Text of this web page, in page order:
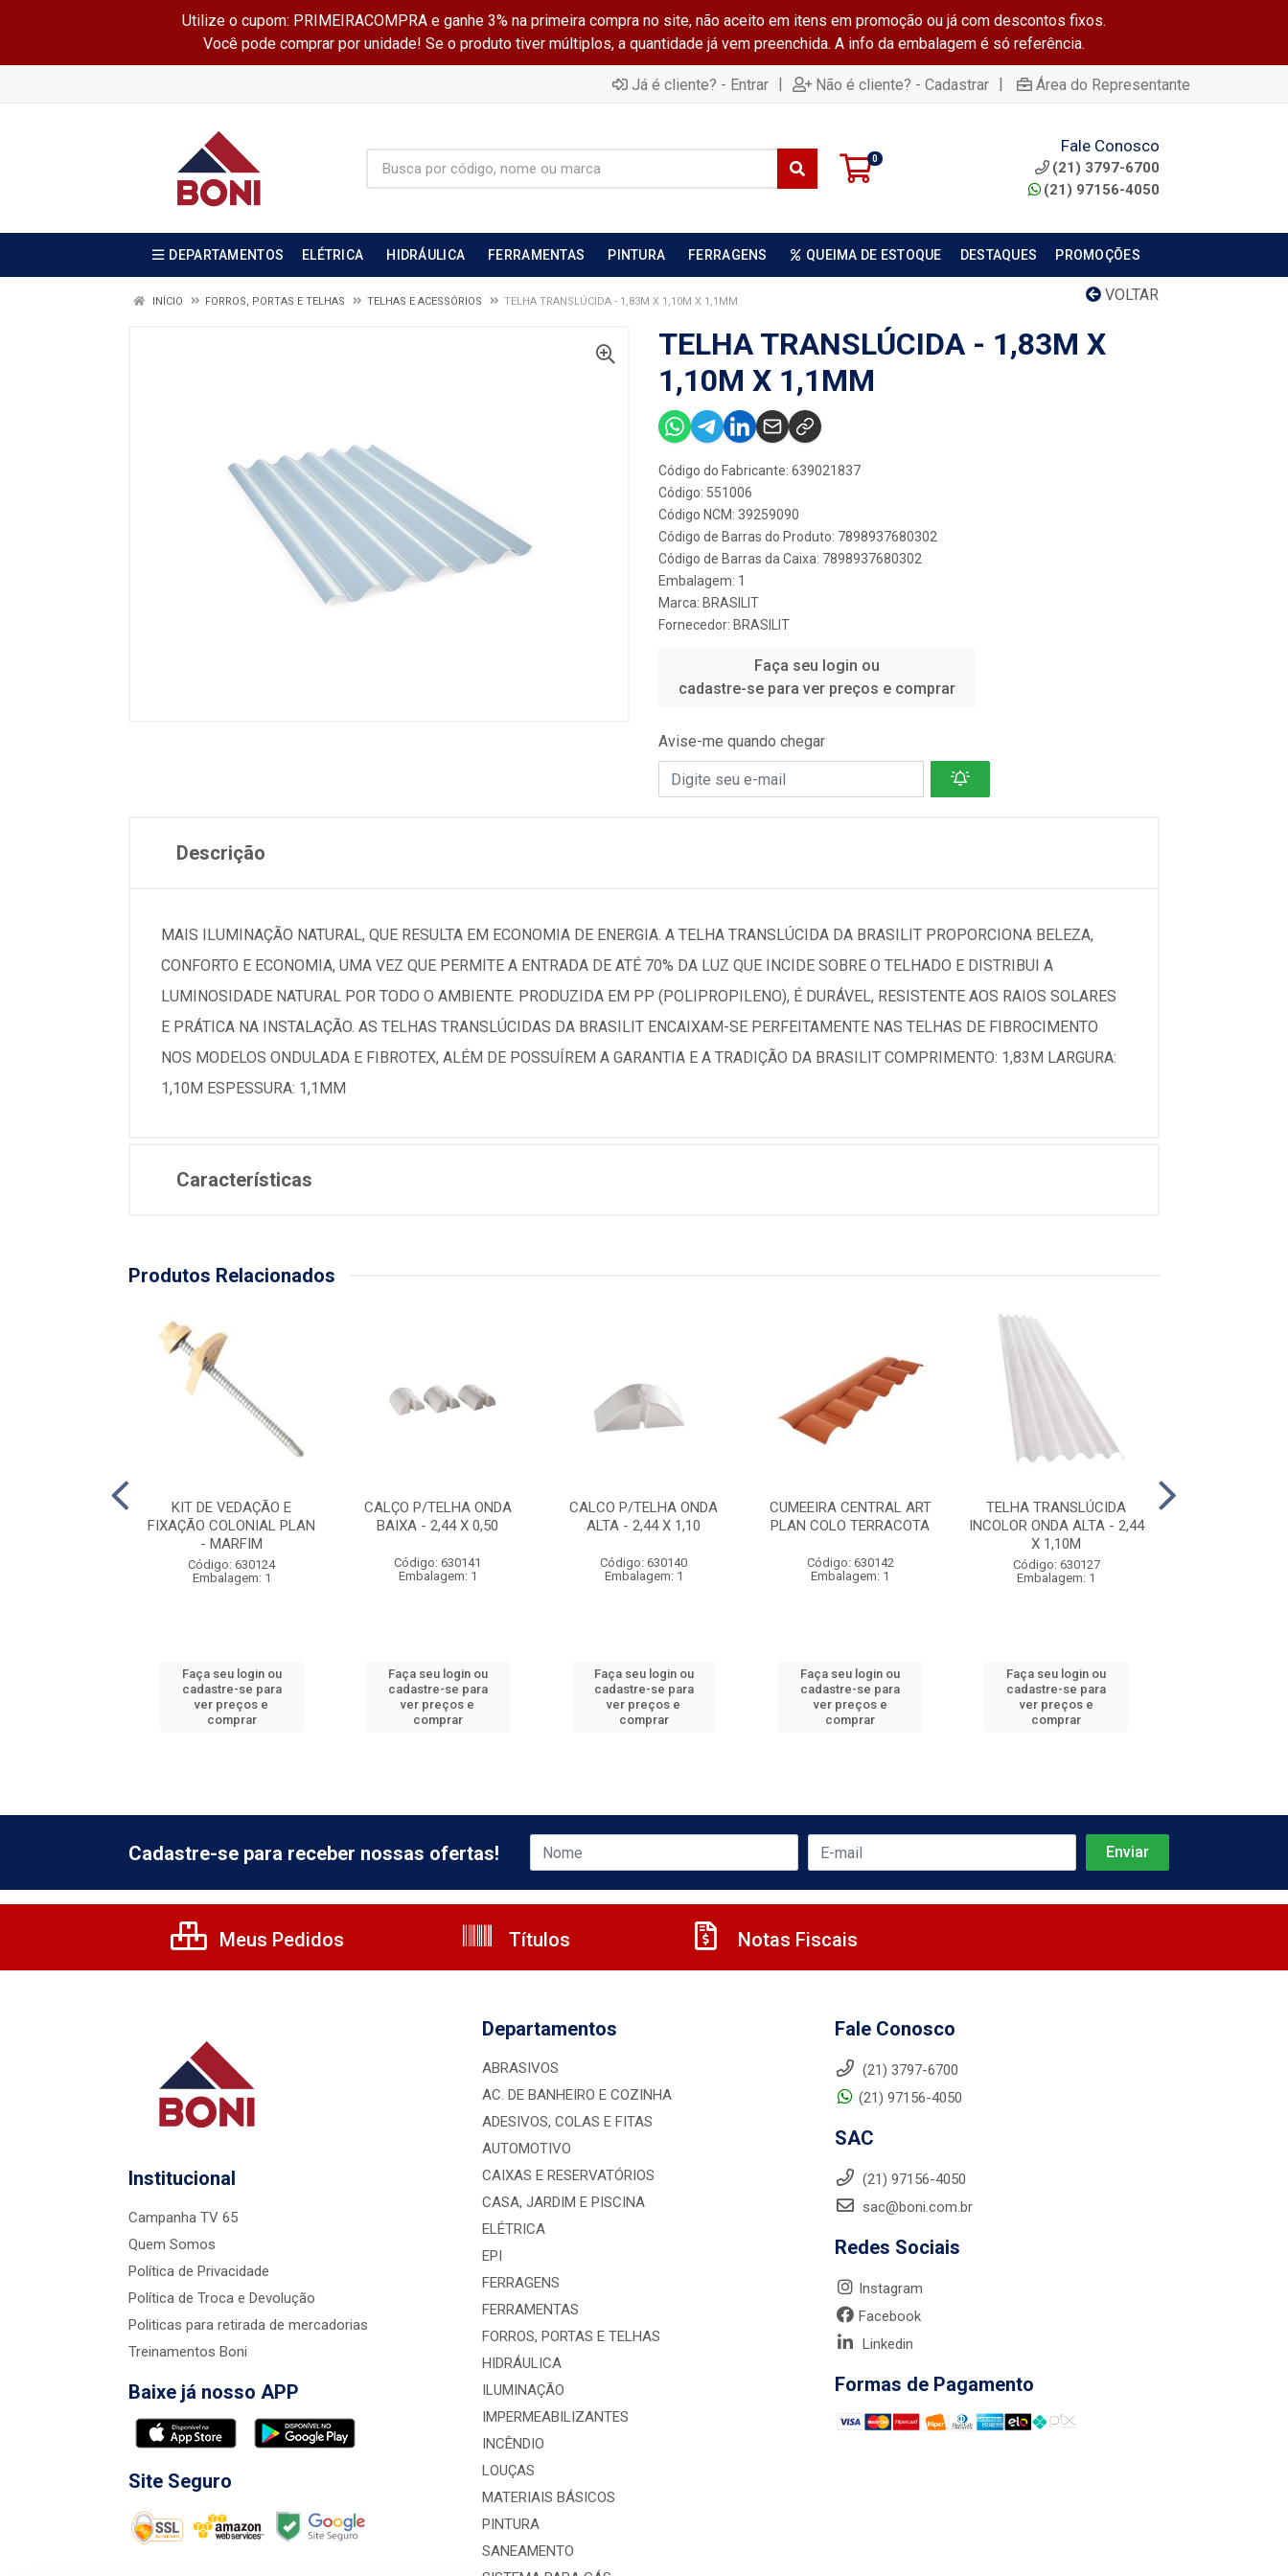
Utilize o cupom: PRIMEIRACOMPRA e ganhe 3% na primeira compra no site, não aceito em itens em promoção ou já com descontos fixos.
Você pode comprar por unidade! Se o produto tiver múltiplos, a quantidade já vem preenchida. A info da embalagem é só referência.
Já é cliente? - Entrar | Não é cliente? - Cadastrar | Área do Representante
0
Fale Conosco
(21) 3797-6700
(21) 97156-4050
DEPARTAMENTOS ELÉTRICA HIDRÁULICA FERRAMENTAS PINTURA FERRAGENS QUEIMA DE ESTOQUE DESTAQUES PROMOÇÕES
VOLTAR
INÍCIO FORROS, PORTAS E TELHAS TELHAS E ACESSÓRIOS TELHA TRANSLÚCIDA - 1,83M X 1,10M X 1,1MM
TELHA TRANSLÚCIDA - 1,83M X
1,10M X 1,1MM
Código do Fabricante: 639021837
Código: 551006
Código NCM: 39259090
Código de Barras do Produto: 7898937680302
Código de Barras da Caixa: 7898937680302
Embalagem: 1
Marca: BRASILIT
Fornecedor: BRASILIT
Faça seu login ou
cadastre-se para ver preços e comprar
Avise-me quando chegar
Descrição
MAIS ILUMINAÇÃO NATURAL, QUE RESULTA EM ECONOMIA DE ENERGIA. A TELHA TRANSLÚCIDA DA BRASILIT PROPORCIONA BELEZA,
CONFORTO E ECONOMIA, UMA VEZ QUE PERMITE A ENTRADA DE ATÉ 70% DA LUZ QUE INCIDE SOBRE O TELHADO E DISTRIBUI A
LUMINOSIDADE NATURAL POR TODO O AMBIENTE. PRODUZIDA EM PP (POLIPROPILENO), É DURÁVEL, RESISTENTE AOS RAIOS SOLARES
E PRÁTICA NA INSTALAÇÃO. AS TELHAS TRANSLÚCIDAS DA BRASILIT ENCAIXAM-SE PERFEITAMENTE NAS TELHAS DE FIBROCIMENTO
NOS MODELOS ONDULADA E FIBROTEX, ALÉM DE POSSUÍREM A GARANTIA E A TRADIÇÃO DA BRASILIT COMPRIMENTO: 1,83M LARGURA:
1,10M ESPESSURA: 1,1MM
Características
Produtos Relacionados
KIT DE VEDAÇÃO E
FIXAÇÃO COLONIAL PLAN
- MARFIM
Código: 630124
Embalagem: 1
Faça seu login ou
cadastre-se para
ver preços e
comprar
CALÇO P/TELHA ONDA
BAIXA - 2,44 X 0,50
Código: 630141
Embalagem: 1
Faça seu login ou
cadastre-se para
ver preços e
comprar
CALCO P/TELHA ONDA
ALTA - 2,44 X 1,10
Código: 630140
Embalagem: 1
Faça seu login ou
cadastre-se para
ver preços e
comprar
CUMEEIRA CENTRAL ART
PLAN COLO TERRACOTA
Código: 630142
Embalagem: 1
Faça seu login ou
cadastre-se para
ver preços e
comprar
TELHA TRANSLÚCIDA
INCOLOR ONDA ALTA - 2,44
X 1,10M
Código: 630127
Embalagem: 1
Faça seu login ou
cadastre-se para
ver preços e
comprar
Cadastre-se para receber nossas ofertas!
Meus Pedidos Títulos Notas Fiscais
Institucional
Campanha TV 65
Quem Somos
Política de Privacidade
Política de Troca e Devolução
Politicas para retirada de mercadorias
Treinamentos Boni
Baixe já nosso APP
Site Seguro
Departamentos
ABRASIVOS
AC. DE BANHEIRO E COZINHA
ADESIVOS, COLAS E FITAS
AUTOMOTIVO
CAIXAS E RESERVATÓRIOS
CASA, JARDIM E PISCINA
ELÉTRICA
EPI
FERRAGENS
FERRAMENTAS
FORROS, PORTAS E TELHAS
HIDRÁULICA
ILUMINAÇÃO
IMPERMEABILIZANTES
INCÊNDIO
LOUÇAS
MATERIAIS BÁSICOS
PINTURA
SANEAMENTO
Fale Conosco
(21) 3797-6700
(21) 97156-4050
SAC
(21) 97156-4050
sac@boni.com.br
Redes Sociais
Instagram
Facebook
Linkedin
Formas de Pagamento